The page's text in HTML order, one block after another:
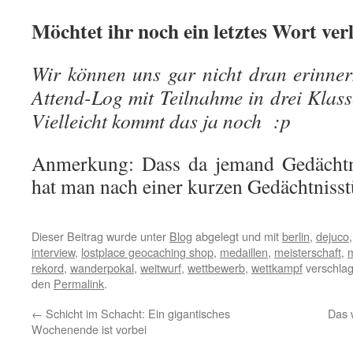
Möchtet ihr noch ein letztes Wort
Wir können uns gar nicht dran
Attend-Log mit Teilnahme in drei
Vielleicht kommt das ja noch :p
Anmerkung: Dass da jemand
hat man nach einer kurzen
Dieser Beitrag wurde unter Blog abgelegt und mitberlin, dejuco
interview, lostplace geocaching shop, medaillen, meisterschaft,
rekord, wanderpokal, weitwurf, wettbewerb, wettkampf
den Permalink.
← Schicht im Schacht: Ein gigantisches
Wochenende ist vorbei
Das